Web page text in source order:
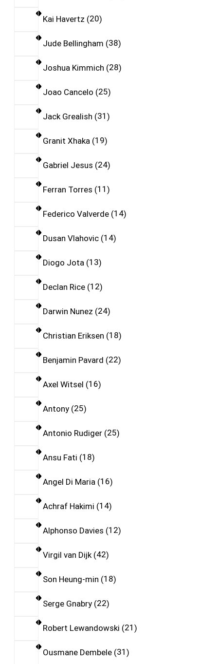
Kai Havertz 20
Jude Bellingham 38
Joshua Kimmich 28
Joao Cancelo 25
Jack Grealish 31
Granit Xhaka 19
Gabriel Jesus 24
Ferran Torres 11
Federico Valverde 14
Dusan Vlahovic 14
Diogo Jota 13
Declan Rice 12
Darwin Nunez 24
Christian Eriksen 18
Benjamin Pavard 22
Axel Witsel 16
Antony 25
Antonio Rudiger 25
Ansu Fati 18
Angel Di Maria 16
Achraf Hakimi 14
Alphonso Davies 12
Virgil van Dijk 42
Son Heung-min 18
Serge Gnabry 22
Robert Lewandowski 21
Ousmane Dembele 31